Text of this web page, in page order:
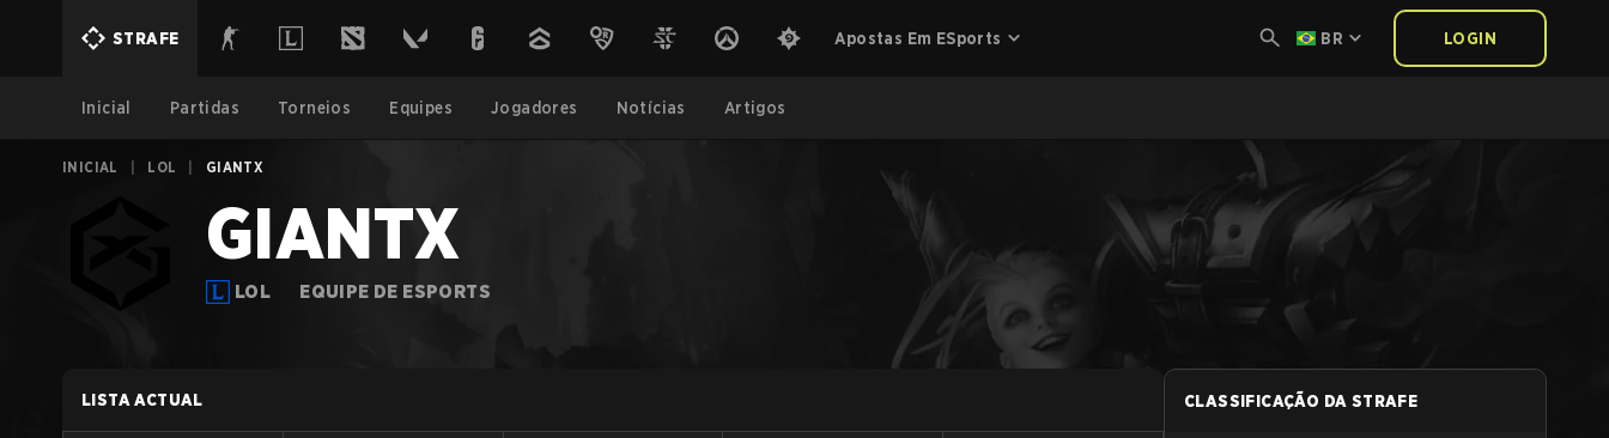
STRAFE Apostas Em ESports BR LOGIN
Inicial Partidas Torneios Equipes Jogadores Notícias Artigos
INICIAL LOL GIANTX
GIANTX
LOL EQUIPE DE ESPORTS
LISTA ACTUAL CLASSIFICAÇÃO DA STRAFE